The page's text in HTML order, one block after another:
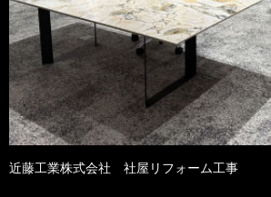
近藤工業株式会社 社屋リフォーム工事